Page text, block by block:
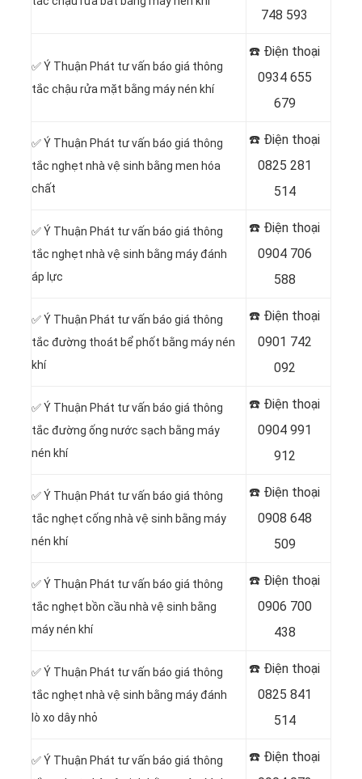
748 593
✅ Ý Thuận Phát tư vấn báo giá thông
tắc chậu rửa mặt bằng máy nén khí
☎️ Điện thoại
0934 655
679
✅ Ý Thuận Phát tư vấn báo giá thông
tắc nghẹt nhà vệ sinh bằng men hóa
chất
☎️ Điện thoại
0825 281
514
✅ Ý Thuận Phát tư vấn báo giá thông
tắc nghẹt nhà vệ sinh bằng máy đánh
áp lực
☎️ Điện thoại
0904 706
588
✅ Ý Thuận Phát tư vấn báo giá thông
tắc đường thoát bể phốt bằng máy nén
khí
☎️ Điện thoại
0901 742
092
✅ Ý Thuận Phát tư vấn báo giá thông
tắc đường ống nước sạch bằng máy
nén khí
☎️ Điện thoại
0904 991
912
✅ Ý Thuận Phát tư vấn báo giá thông
tắc nghẹt cống nhà vệ sinh bằng máy
nén khí
☎️ Điện thoại
0908 648
509
✅ Ý Thuận Phát tư vấn báo giá thông
tắc nghẹt bồn cầu nhà vệ sinh bằng
máy nén khí
☎️ Điện thoại
0906 700
438
✅ Ý Thuận Phát tư vấn báo giá thông
tắc nghẹt nhà vệ sinh bằng máy đánh
lò xo dây nhỏ
☎️ Điện thoại
0825 841
514
✅ Ý Thuận Phát tư vấn báo giá thông
☎️ Điện thoại